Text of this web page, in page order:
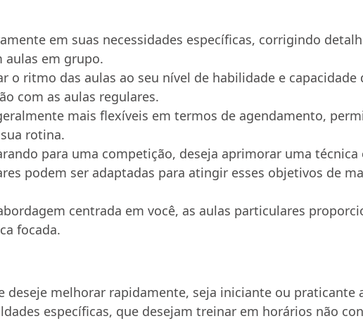
em suas necessidades específicas, corrigindo
aulas em grupo.
o ritmo das aulas ao seu nível de habilidade e capacidade
com as aulas regulares.
mais flexíveis em termos de agendamento,
rotina.
para uma competição, deseja aprimorar uma técnica
podem ser adaptadas para atingir esses objetivos de
centrada em você, as aulas particulares
focada.
melhorar rapidamente, seja iniciante ou praticante
específicas, que desejam treinar em horários não